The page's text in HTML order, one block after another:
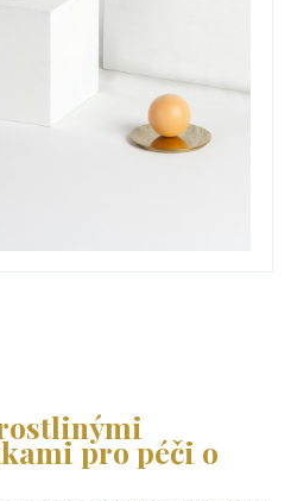
pro péči o